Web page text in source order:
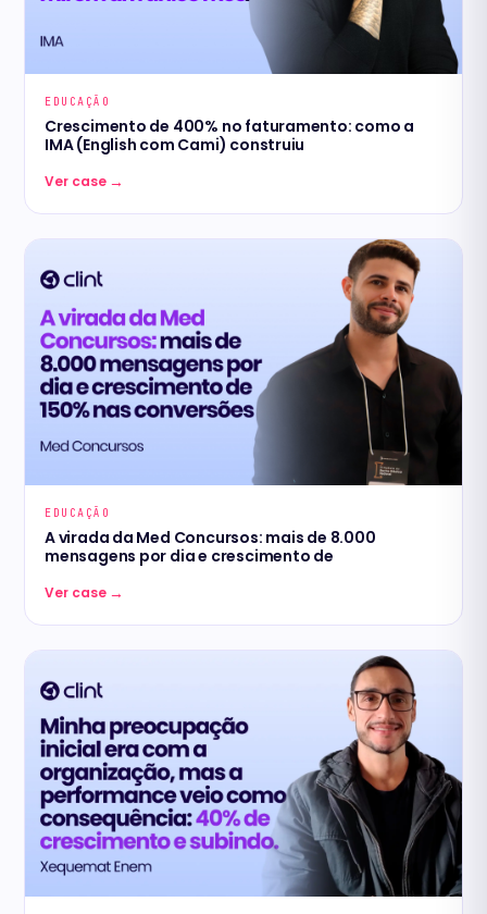
EDUCAÇÃO
Crescimento de 400% no faturamento: como a
IMA (English com Cami) construiu
Ver case →
EDUCAÇÃO
A virada da Med Concursos: mais de 8.000
mensagens por dia e crescimento de
Ver case →